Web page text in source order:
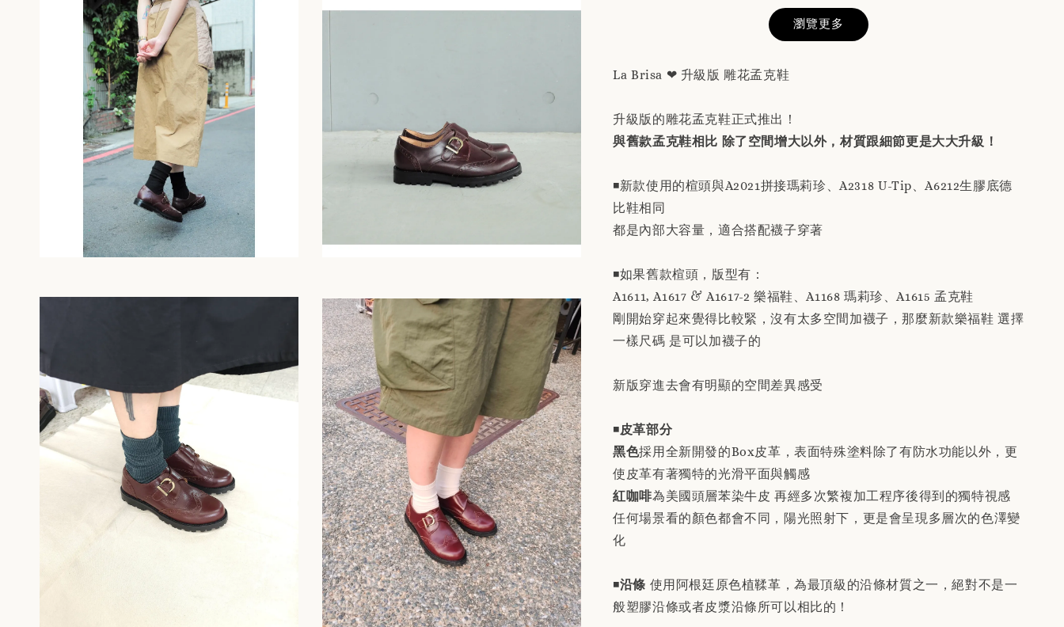
「購買前請務必閱讀
NT$ 230
瀏覽更多
La Brisa ❤ 升級版 雕花孟克鞋
升級版的雕花孟克鞋正式推出！
與舊款孟克鞋相比 除了空間增大以外，材質跟細節更是大大升級！
◾️新款使用的楦頭與A2021拼接瑪莉珍、A2318 U-Tip、A6212生膠底德
比鞋相同
都是內部大容量，適合搭配襪子穿著
◾️如果舊款楦頭，版型有：
A1611, A1617 & A1617-2 樂福鞋、A1168 瑪莉珍、A1615 孟克鞋
剛開始穿起來覺得比較緊，沒有太多空間加襪子，那麼新款樂福鞋 選擇
一樣尺碼 是可以加襪子的
新版穿進去會有明顯的空間差異感受
◾️皮革部分
黑色採用全新開發的Box皮革，表面特殊塗料除了有防水功能以外，更
使皮革有著獨特的光滑平面與觸感
紅咖啡為美國頭層苯染牛皮 再經多次繁複加工程序後得到的獨特視感
任何場景看的顏色都會不同，陽光照射下，更是會呈現多層次的色澤變
化
◾️沿條 使用阿根廷原色植鞣革，為最頂級的沿條材質之一，絕對不是一
般塑膠沿條或者皮漿沿條所可以相比的！